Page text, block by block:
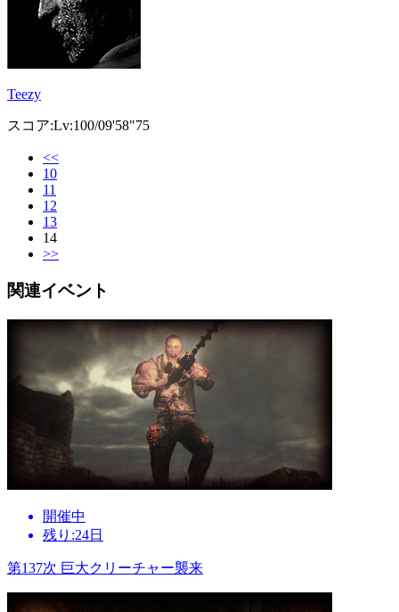
Teezy
スコア:Lv:100/09'58"75
<<
10
11
12
13
14
>>
関連イベント
開催中
残り:24日
第137次 巨大クリーチャー襲来